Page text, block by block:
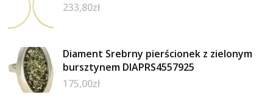
233,80zł
Diament Srebrny pierścionek z zielonym
bursztynem DIAPRS4557925
175,00zł